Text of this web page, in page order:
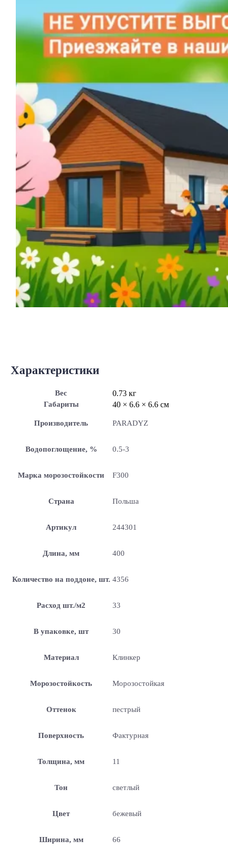
Характеристики
Вес 0.73 кг
Габариты 40 × 6.6 × 6.6 см
Производитель PARADYZ
Водопоглощение, % 0.5-3
Марка морозостойкости F300
Страна Польша
Артикул 244301
Длина, мм 400
Количество на поддоне, шт. 4356
Расход шт./м2 33
В упаковке, шт 30
Материал Клинкер
Морозостойкость Морозостойкая
Оттенок пестрый
Поверхность Фактурная
Толщина, мм 11
Тон светлый
Цвет бежевый
Ширина, мм 66